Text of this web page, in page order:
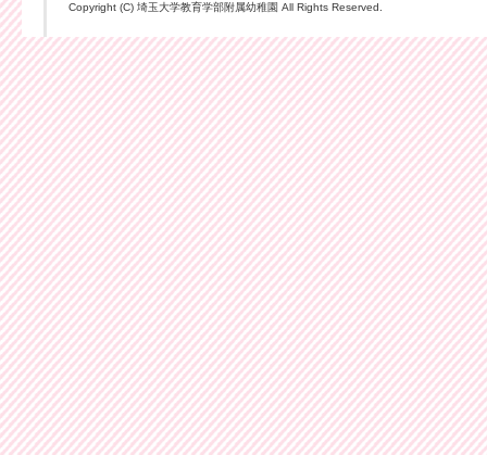
Copyright (C) 埼玉大学教育学部附属幼稚園 All Rights Reserved.